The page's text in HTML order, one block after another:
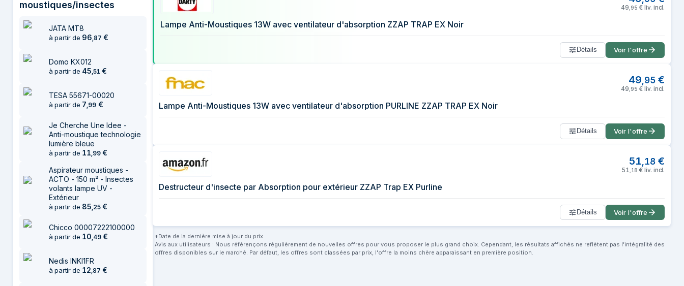
26 juillet 2026
7 août 2026
49,95 €
moustiques/insectes
JATA MT8
à partir de 96,87 €
Domo KX012
à partir de 45,51 €
TESA 55671-00020
à partir de 7,99 €
Je Cherche Une Idee -
Anti-moustique technologie
lumière bleue
à partir de 11,99 €
Aspirateur moustiques -
ACTO - 150 m² - Insectes
volants lampe UV -
Extérieur
à partir de 85,25 €
Chicco 00007222100000
à partir de 10,49 €
Nedis INKI1FR
à partir de 12,87 €
49 95 € liv. incl.
Lampe Anti-Moustiques 13W avec ventilateur d'absorption ZZAP TRAP EX Noir
Détails Voir l'offre
49 95 €
49 95 € liv. incl.
Lampe Anti-Moustiques 13W avec ventilateur d'absorption PURLINE ZZAP TRAP EX Noir
Détails Voir l'offre
51 18 €
51 18 € liv. incl.
Destructeur d'insecte par Absorption pour extérieur ZZAP Trap EX Purline
Détails Voir l'offre
*Date de la dernière mise à jour du prix
Avis aux utilisateurs : Nous référençons régulièrement de nouvelles offres pour vous proposer le plus grand choix. Cependant, les résultats affichés ne reflètent pas l'intégralité des
offres disponibles sur le marché. Par défaut, les offres sont classées par prix, l'offre la moins chère apparaissant en première position.